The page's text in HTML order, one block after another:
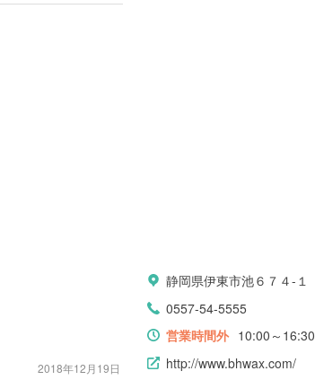
2018年12月19日
静岡県伊東市池６７４-１
0557-54-5555
営業時間外 10:00～16:30
http://www.bhwax.com/